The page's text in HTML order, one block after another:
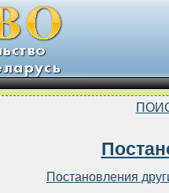
Постановления